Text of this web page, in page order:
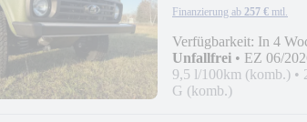
Finanzierung ab 257 € mtl.
Verfügbarkeit: In 4
Unfallfrei • EZ 06/
9,5 l/100km (komb.) •
G (komb.)